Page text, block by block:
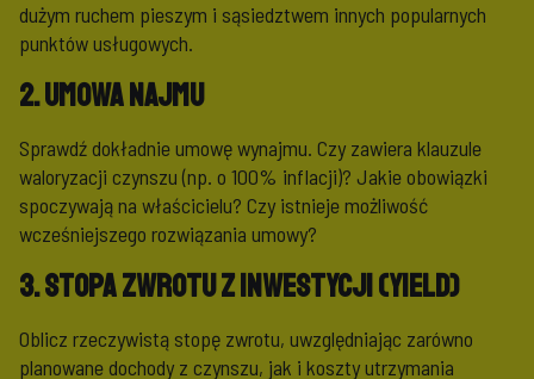
dużym ruchem pieszym i sąsiedztwem innych popularnych
punktów usługowych.
2. Umowa najmu
Sprawdź dokładnie umowę wynajmu. Czy zawiera klauzule
waloryzacji czynszu (np. o 100% inflacji)? Jakie obowiązki
spoczywają na właścicielu? Czy istnieje możliwość
wcześniejszego rozwiązania umowy?
3. Stopa zwrotu z inwestycji (Yield)
Oblicz rzeczywistą stopę zwrotu, uwzględniając zarówno
planowane dochody z czynszu, jak i koszty utrzymania